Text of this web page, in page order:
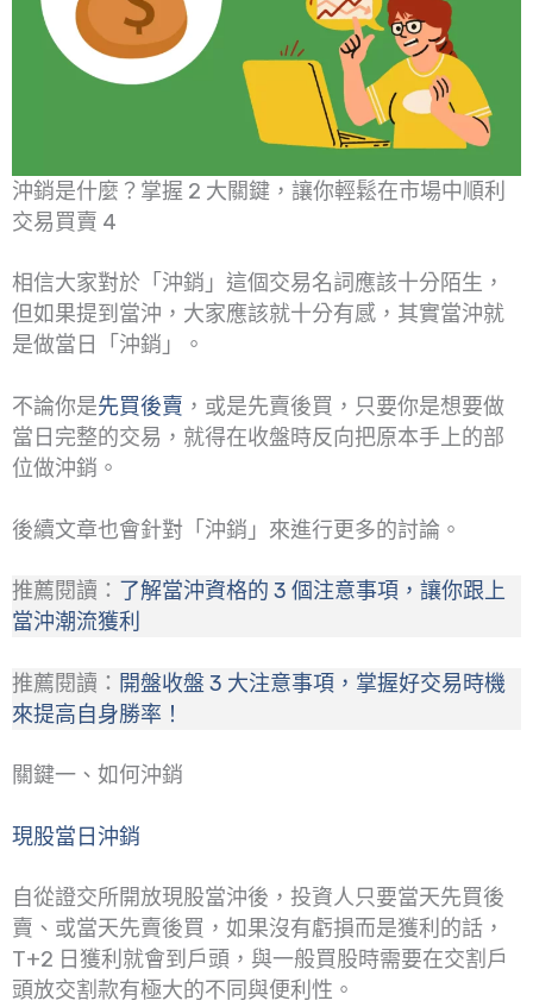
沖銷是什麼？掌握 2 大關鍵，讓你輕鬆在市場中順利
交易買賣 4
相信大家對於「沖銷」這個交易名詞應該十分陌生，
但如果提到當沖，大家應該就十分有感，其實當沖就
是做當日「沖銷」。
不論你是先買後賣 ，或是先賣後買，只要你是想要做
當日完整的交易，就得在收盤時反向把原本手上的部
位做沖銷。
後續文章也會針對「沖銷」來進行更多的討論。
推薦閱讀： 了解當沖資格的 3 個注意事項，讓你跟上
當沖潮流獲利
推薦閱讀： 開盤收盤 3 大注意事項，掌握好交易時機
來提高自身勝率！
關鍵一、如何沖銷
現股當日沖銷
自從證交所開放現股當沖後，投資人只要當天先買後
賣、或當天先賣後買，如果沒有虧損而是獲利的話，
T+2 日獲利就會到戶頭，與一般買股時需要在交割戶
頭放交割款有極大的不同與便利性。